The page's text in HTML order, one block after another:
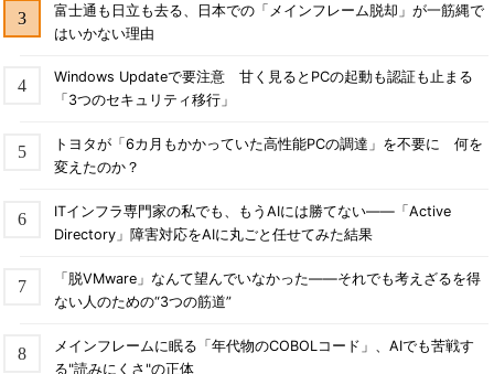
富士通も日立も去る、日本での「メインフレーム脱却」が一筋縄で
はいかない理由
Windows Updateで要注意 甘く見るとPCの起動も認証も止まる
「3つのセキュリティ移行」
トヨタが「6カ月もかかっていた高性能PCの調達」を不要に 何を
変えたのか？
ITインフラ専門家の私でも、もうAIには勝てない――「Active
Directory」障害対応をAIに丸ごと任せてみた結果
「脱VMware」なんて望んでいなかった――それでも考えざるを得
ない人のための“3つの筋道”
メインフレームに眠る「年代物のCOBOLコード」、AIでも苦戦す
る"読みにくさ"の正体